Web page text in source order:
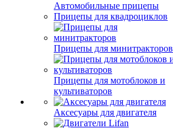
Автомобильные прицепы
Прицепы для квадроциклов
Прицепы для минитракторов
Прицепы для мотоблоков и
культиваторов
Аксесуары для двигателя